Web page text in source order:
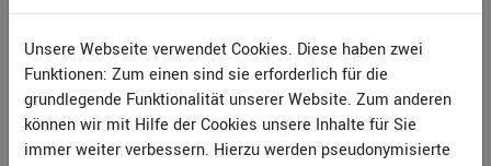
Einführung in die
Grundwasserströmungsmodellierung mit GGU-2D-
SSFLOW
Unsere Webseite verwendet Cookies. Diese haben zwei
Funktionen: Zum einen sind sie erforderlich für die
grundlegende Funktionalität unserer Website. Zum anderen
können wir mit Hilfe der Cookies unsere Inhalte für Sie
immer weiter verbessern. Hierzu werden pseudonymisierte